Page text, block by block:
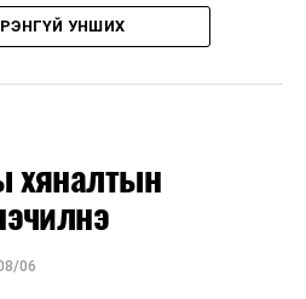
зээлд буураагүй байна.
эх үүсвэрээс худалдан
2,000 ам.долларт хүрчээ.
дэх үнийн өсөлтийг
болон онцгой албан
үүссэнийг салбарын сайд
УНШИХ
хяналтын
06